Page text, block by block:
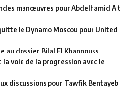
manœuvres pour Abdelhamid Ait
le Dynamo Moscou pour United
au dossier Bilal El Khannouss
la voie de la progression avec le
discussions pour Tawfik Bentayeb